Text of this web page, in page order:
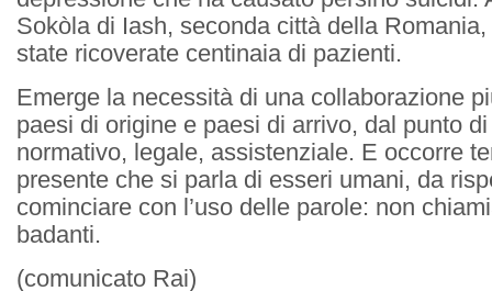
Sokòla di Iash, seconda città della
state ricoverate centinaia di pazienti.
Emerge la necessità di una collaborazione
paesi di origine e paesi di arrivo, dal punto
normativo, legale, assistenziale. E occorre
presente che si parla di esseri umani, da
cominciare con l’uso delle parole: non
badanti.
(comunicato Rai)